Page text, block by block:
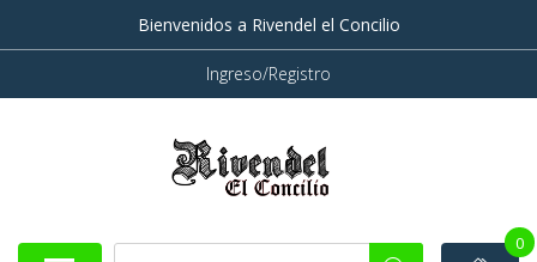
Bienvenidos a Rivendel el Concilio
Ingreso/Registro
0